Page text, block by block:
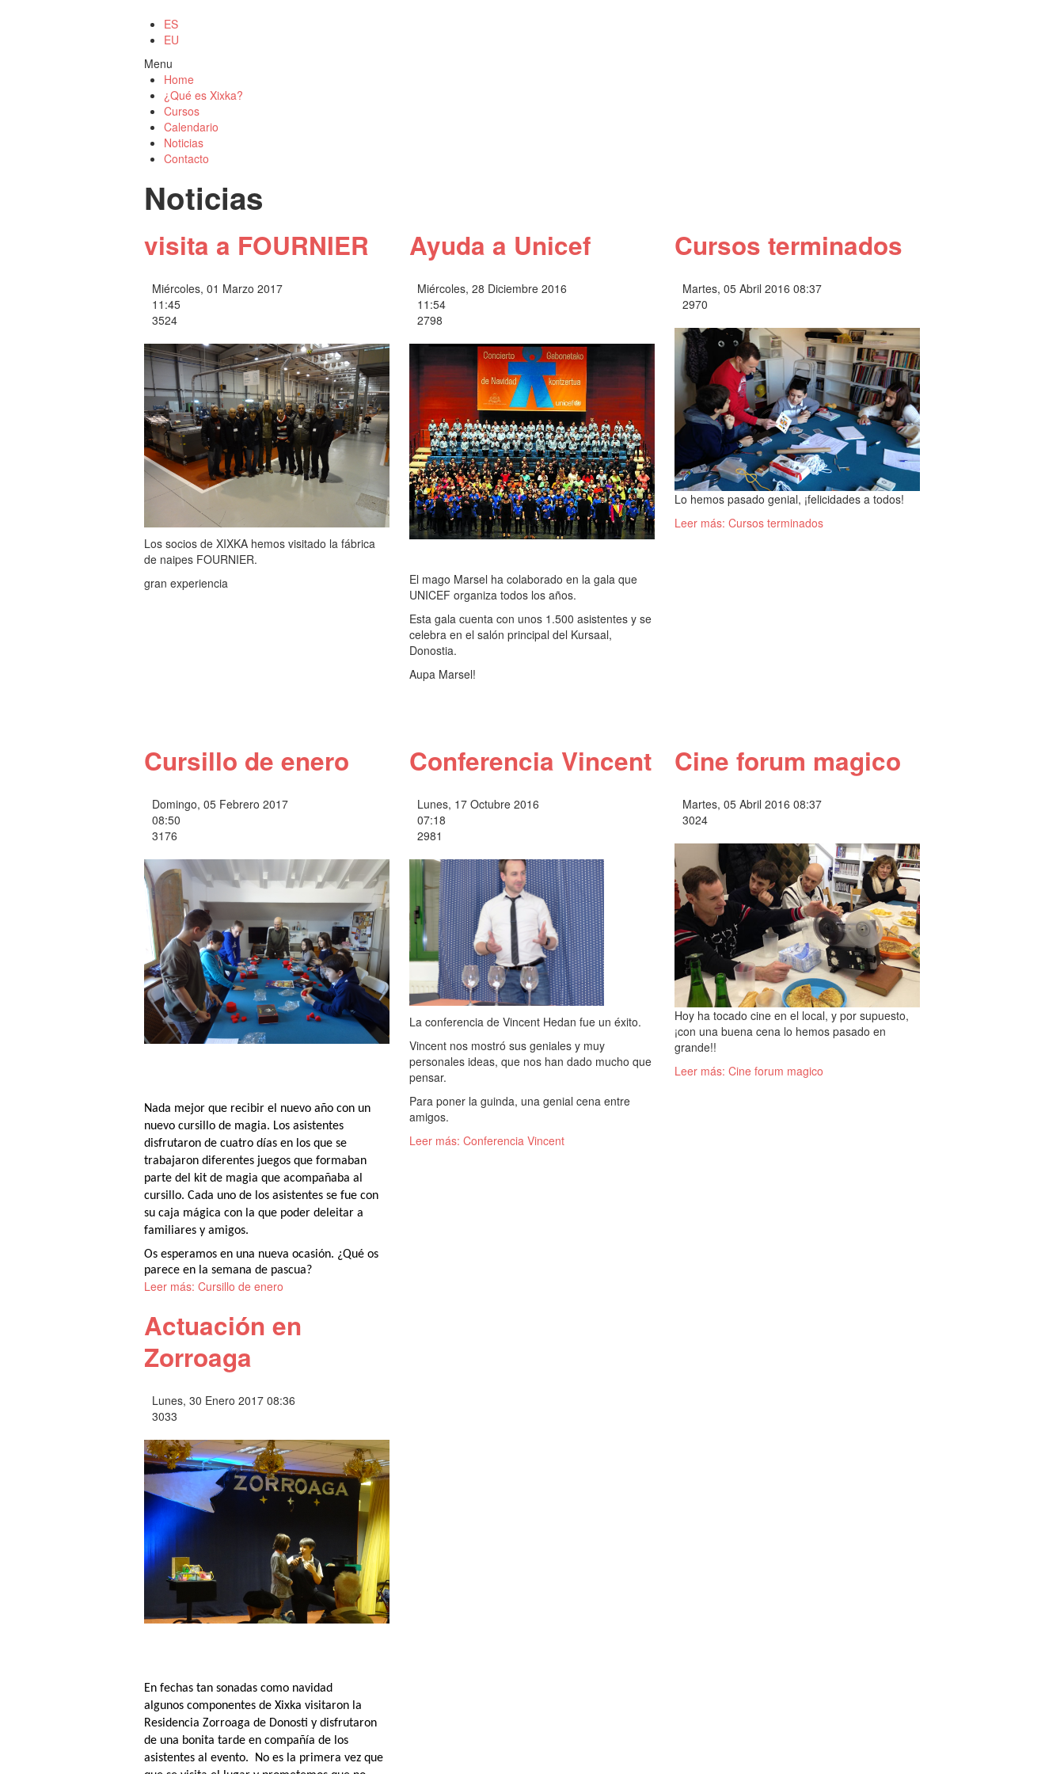
ES
EU
Menu
Home
¿Qué es Xixka?
Cursos
Calendario
Noticias
Contacto
Noticias
visita a FOURNIER
Miércoles, 01 Marzo 2017
11:45
3524
Los socios de XIXKA hemos visitado la fábrica
de naipes FOURNIER.
gran experiencia
Ayuda a Unicef
Miércoles, 28 Diciembre 2016
11:54
2798
El mago Marsel ha colaborado en la gala que
UNICEF organiza todos los años.
Esta gala cuenta con unos 1.500 asistentes y se
celebra en el salón principal del Kursaal,
Donostia.
Aupa Marsel!
Cursos terminados
Martes, 05 Abril 2016 08:37
2970
Lo hemos pasado genial, ¡felicidades a todos!
Leer más: Cursos terminados
Cursillo de enero
Domingo, 05 Febrero 2017
08:50
3176
Nada mejor que recibir el nuevo año con un
nuevo cursillo de magia. Los asistentes
disfrutaron de cuatro días en los que se
trabajaron diferentes juegos que formaban
parte del kit de magia que acompañaba al
cursillo. Cada uno de los asistentes se fue con
su caja mágica con la que poder deleitar a
familiares y amigos.
Os esperamos en una nueva ocasión. ¿Qué os
parece en la semana de pascua?
Leer más: Cursillo de enero
Conferencia Vincent
Lunes, 17 Octubre 2016
07:18
2981
La conferencia de Vincent Hedan fue un éxito.
Vincent nos mostró sus geniales y muy
personales ideas, que nos han dado mucho que
pensar.
Para poner la guinda, una genial cena entre
amigos.
Leer más: Conferencia Vincent
Cine forum magico
Martes, 05 Abril 2016 08:37
3024
Hoy ha tocado cine en el local, y por supuesto,
¡con una buena cena lo hemos pasado en
grande!!
Leer más: Cine forum magico
Actuación en
Zorroaga
Lunes, 30 Enero 2017 08:36
3033
En fechas tan sonadas como navidad
algunos componentes de Xixka visitaron la
Residencia Zorroaga de Donosti y disfrutaron
de una bonita tarde en compañía de los
asistentes al evento. No es la primera vez que